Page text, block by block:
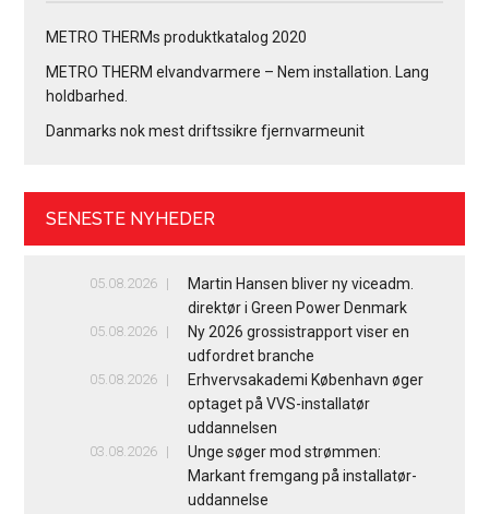
METRO THERMs produktkatalog 2020
METRO THERM elvandvarmere – Nem installation. Lang
holdbarhed.
Danmarks nok mest driftssikre fjernvarmeunit
SENESTE NYHEDER
05.08.2026
Martin Hansen bliver ny viceadm.
direktør i Green Power Denmark
05.08.2026
Ny 2026 grossistrapport viser en
udfordret branche
05.08.2026
Erhvervsakademi København øger
optaget på VVS-installatør
uddannelsen
03.08.2026
Unge søger mod strømmen:
Markant fremgang på installatør-
uddannelse